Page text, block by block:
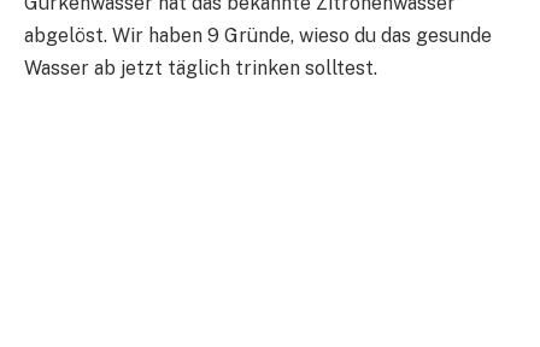
abgelöst. Wir haben 9 Gründe, wieso du das gesunde
Wasser ab jetzt täglich trinken solltest.